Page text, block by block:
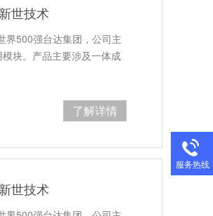
世技术
界500强台达集团，公司主
块。产品主要涉及一体成
了解详情
世技术
服务热线